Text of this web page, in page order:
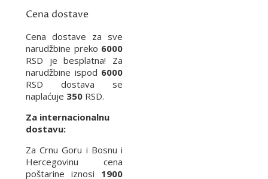
Cena dostave
Cena dostave za sve
narudžbine preko 6000
RSD je besplatna! Za
narudžbine ispod 6000
RSD dostava se
naplaćuje 350 RSD.
Za internacionalnu
dostavu:
Za Crnu Goru i Bosnu i
Hercegovinu cena
poštarine iznosi 1900